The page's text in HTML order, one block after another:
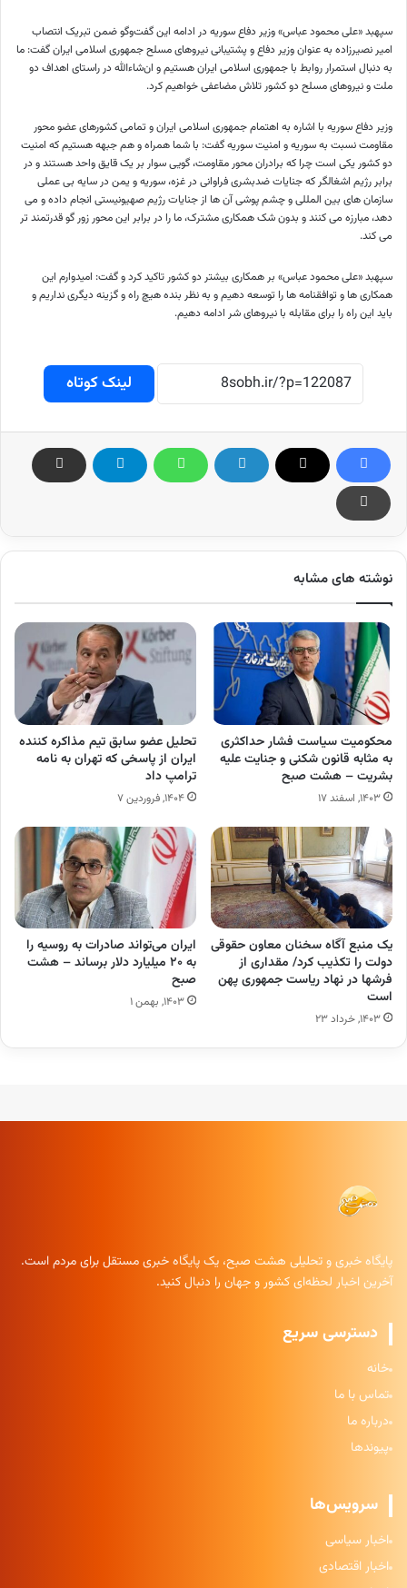
سپهبد «علی محمود عباس» وزیر دفاع سوریه در ادامه این گفت‌وگو ضمن تبریک انتصاب
امیر نصیرزاده به عنوان وزیر دفاع و پشتیبانی نیروهای مسلح جمهوری اسلامی ایران گفت: ما
به دنبال استمرار روابط با جمهوری اسلامی ایران هستیم و ان‌شاء‌الله در راستای اهداف دو
ملت و نیروهای مسلح دو کشور تلاش مضاعفی خواهیم کرد.
وزیر دفاع سوریه با اشاره به اهتمام جمهوری اسلامی ایران و تمامی کشورهای عضو محور
مقاومت نسبت به سوریه و امنیت سوریه گفت: با شما همراه و هم جبهه هستیم که امنیت
دو کشور یکی است چرا که برادران محور مقاومت، گویی سوار بر یک قایق واحد هستند و در
برابر رژیم اشغالگر که جنایات ضدبشری فراوانی در غزه، سوریه و یمن در سایه بی عملی
سازمان های بین المللی و چشم پوشی آن ها از جنایات رژیم صهیونیستی انجام داده و می
دهد، مبارزه می کنند و بدون شک همکاری مشترک، ما را در برابر این محور زور گو قدرتمند تر
می کند.
سپهبد «علی محمود عباس» بر همکاری بیشتر دو کشور تاکید کرد و گفت: امیدوارم این
همکاری ها و توافقنامه ها را توسعه دهیم و به نظر بنده هیچ راه و گزینه دیگری نداریم و
باید این راه را برای مقابله با نیروهای شر ادامه دهیم.
لینک کوتاه
نوشته های مشابه
محکومیت سیاست فشار حداکثری
به مثابه قانون شکنی و جنایت علیه
بشریت – هشت صبح
۱۴۰۳, اسفند ۱۷
تحلیل عضو سابق تیم مذاکره کننده
ایران از پاسخی که تهران به نامه
ترامپ داد
۱۴۰۴, فروردین ۷
یک منبع آگاه سخنان معاون حقوقی
دولت را تکذیب کرد/ مقداری از
فرشها در نهاد ریاست جمهوری پهن
است
۱۴۰۳, خرداد ۲۳
ایران می‌تواند صادرات به روسیه را
به ۲۰ میلیارد دلار برساند – هشت
صبح
۱۴۰۳, بهمن ۱
پایگاه خبری و تحلیلی هشت صبح، یک پایگاه خبری مستقل برای مردم است.
آخرین اخبار لحظه‌ای کشور و جهان را دنبال کنید.
دسترسی سریع
خانه
تماس با ما
درباره ما
پیوندها
سرویس‌ها
اخبار سیاسی
اخبار اقتصادی